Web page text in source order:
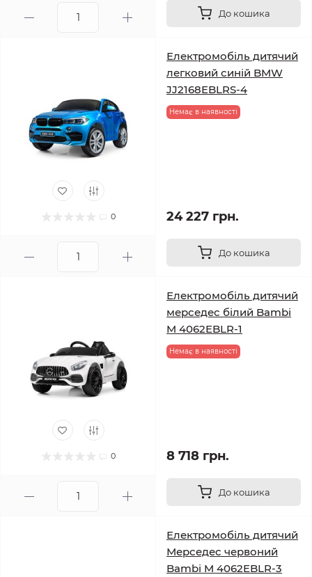
До кошика
0
Електромобіль дитячий
легковий синій BMW
JJ2168EBLRS-4
Немає в наявності
24 227 грн.
До кошика
0
Електромобіль дитячий
мерседес білий Bambi
M 4062EBLR-1
Немає в наявності
8 718 грн.
До кошика
Електромобіль дитячий
Мерседес червоний
Bambi M 4062EBLR-3